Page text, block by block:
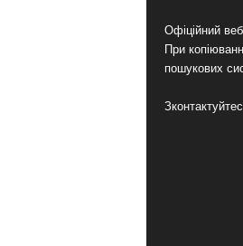
Офіційний
При
пошукових